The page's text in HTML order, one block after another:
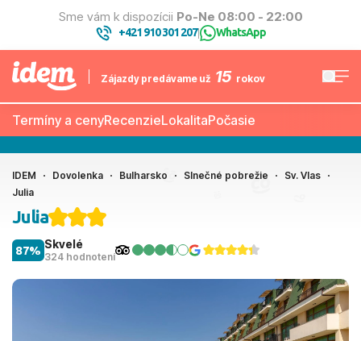
Sme vám k dispozícii Po-Ne 08:00 - 22:00
+421 910 301 207| WhatsApp
Zájazdy predávame už 15 rokov
Termíny a cenyRecenzieLokalitaPočasie
IDEM Dovolenka Bulharsko Slnečné pobrežie
Sv. Vlas
Julia
Julia
Skvelé
324 hodnotení
87%